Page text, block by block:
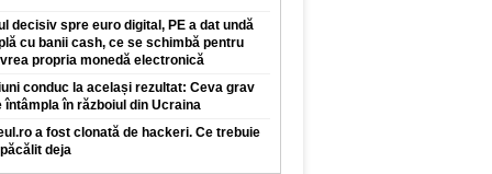
decisiv spre euro digital, PE a dat undă
cu banii cash, ce se schimbă pentru
propria monedă electronică
conduc la același rezultat: Ceva grav
întâmpla în războiul din Ucraina
a fost clonată de hackeri. Ce trebuie
deja